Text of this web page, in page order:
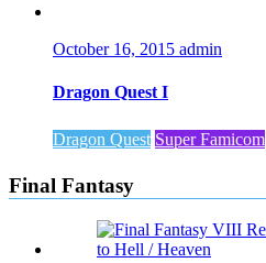
October 16, 2015 admin
Dragon Quest I
Dragon Quest Super Famicom
Final Fantasy